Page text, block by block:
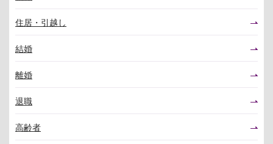
住居・引越し
結婚
離婚
退職
高齢者